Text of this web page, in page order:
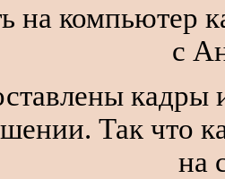
на
с
кадры
Так что
на